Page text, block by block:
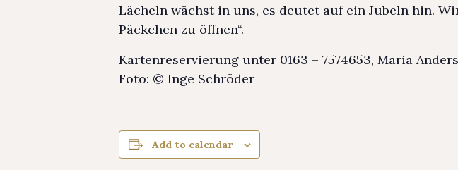
Lächeln wächst in uns, es deutet auf ein Jubeln hin.
Päckchen zu öffnen“.
Kartenreservierung unter 0163 – 7574653, Maria
Foto: © Inge Schröder
Add to calendar